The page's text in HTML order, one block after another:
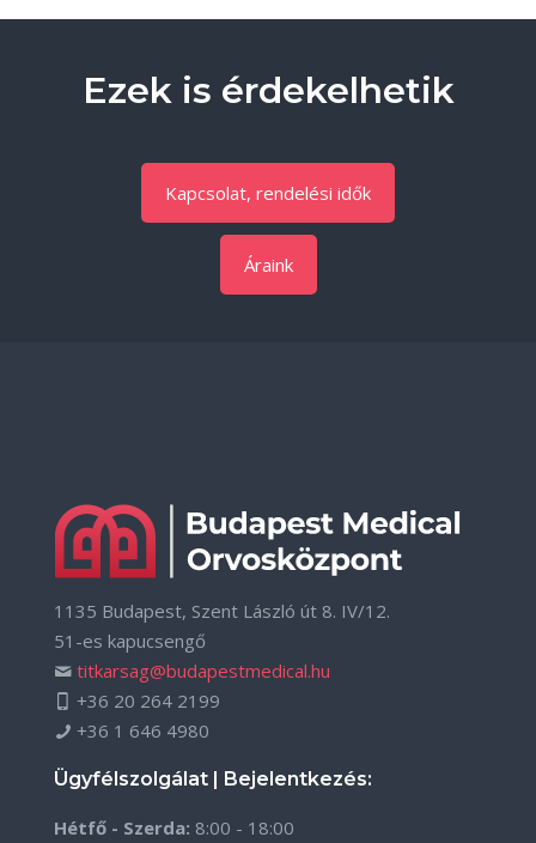
Ezek is érdekelhetik
Kapcsolat, rendelési idők
Áraink
1135 Budapest, Szent László út 8. IV/12.
51-es kapucsengő
titkarsag@budapestmedical.hu
+36 20 264 2199
+36 1 646 4980
Ügyfélszolgálat | Bejelentkezés:
Hétfő - Szerda: 8:00 - 18:00